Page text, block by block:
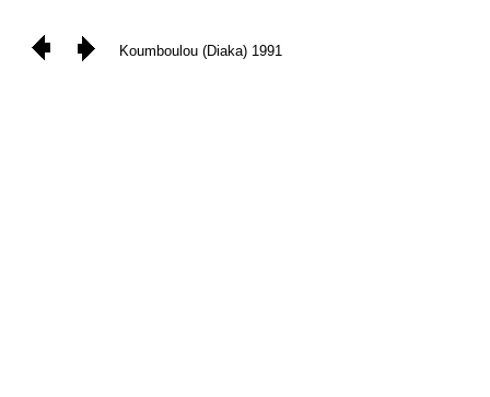
Koumboulou (Diaka) 1991